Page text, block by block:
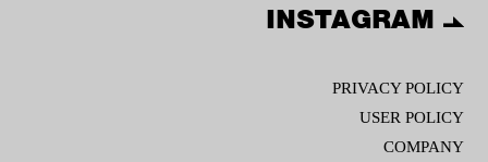
INSTAGRAM
PRIVACY POLICY
USER POLICY
COMPANY